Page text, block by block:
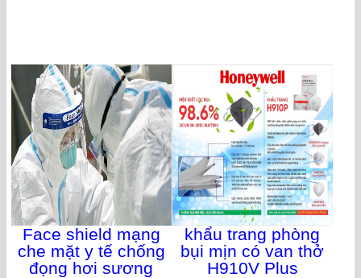
Face shield mạng
che mặt y tế chống
đọng hơi sương
khẩu trang phòng
bụi mịn có van thở
H910V Plus